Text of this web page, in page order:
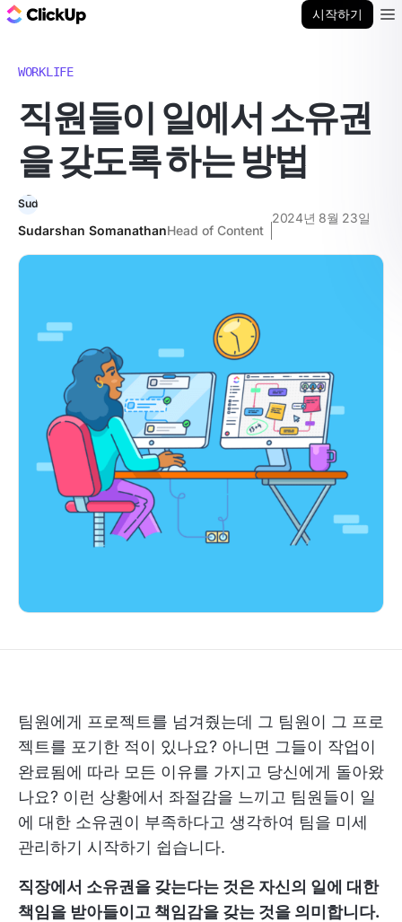
시작하기
WORKLIFE
직원들이 일에서 소유권
을 갖도록 하는 방법
Sudarshan SomanathanHead of Content
2024년 8월 23일
팀원에게 프로젝트를 넘겨줬는데 그 팀원이 그 프로
젝트를 포기한 적이 있나요? 아니면 그들이 작업이
완료됨에 따라 모든 이유를 가지고 당신에게 돌아왔
나요? 이런 상황에서 좌절감을 느끼고 팀원들이 일
에 대한 소유권이 부족하다고 생각하여 팀을 미세
관리하기 시작하기 쉽습니다.
직장에서 소유권을 갖는다는 것은 자신의 일에 대한
책임을 받아들이고 책임감을 갖는 것을 의미합니다.